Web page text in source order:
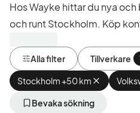
Hos Wayke hittar du nya
och runt Stockholm. Köp
Alla filter Tillverkare
Stockholm +50 km Ta
bort
Bevaka sökning